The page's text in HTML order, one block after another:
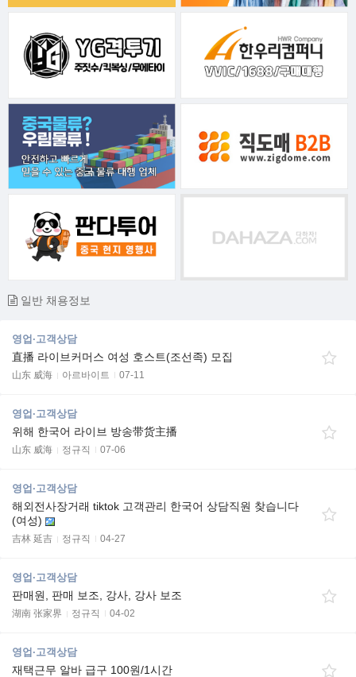
일반 채용정보
영업·고객상담
直播 라이브커머스 여성 호스트(조선족) 모집
山东 威海 아르바이트 07-11
영업·고객상담
위해 한국어 라이브 방송带货主播
山东 威海 정규직 07-06
영업·고객상담
해외전사장거래 tiktok 고객관리 한국어 상담직원 찾습니다
(여성)
吉林 延吉 정규직 04-27
영업·고객상담
판매원, 판매 보조, 강사, 강사 보조
湖南 张家界 정규직 04-02
영업·고객상담
재택근무 알바 급구 100원/1시간